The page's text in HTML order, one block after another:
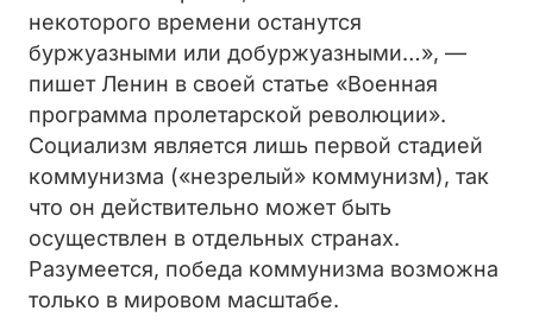
некоторого времени останутся
буржуазными или добуржуазными…», —
пишет Ленин в своей статье «Военная
программа пролетарской революции».
Социализм является лишь первой стадией
коммунизма («незрелый» коммунизм), так
что он действительно может быть
осуществлен в отдельных странах.
Разумеется, победа коммунизма возможна
только в мировом масштабе.